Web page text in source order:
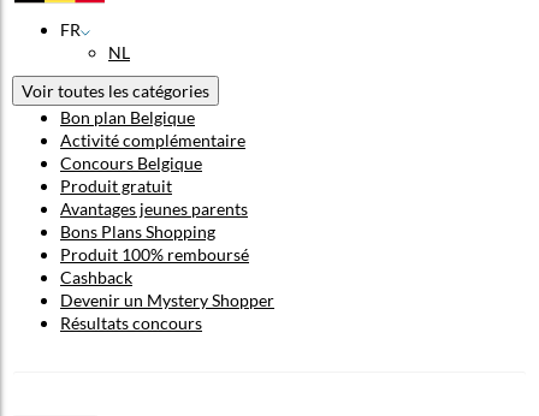
FR
NL
Voir toutes les catégories
Bon plan Belgique
Activité complémentaire
Concours Belgique
Produit gratuit
Avantages jeunes parents
Bons Plans Shopping
Produit 100% remboursé
Cashback
Devenir un Mystery Shopper
Résultats concours